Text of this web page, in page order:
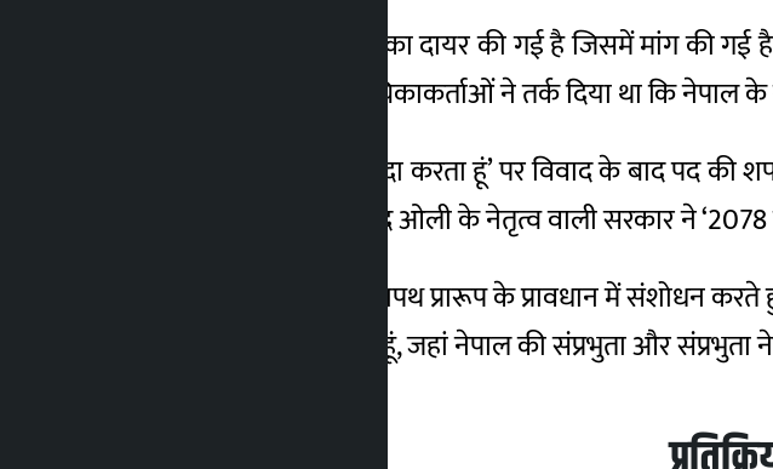
सुप्रीम कोर्ट में एक रिट याचिका दायर की गई है जिसमें मांग
अनुसार शपथ ली जाए। याचिकाकर्ताओं ने तर्क दिया था कि
ओली ने ‘मैं शपथ लेने का वादा करता हूं’ पर विवाद के बाद पद
विवाद और आलोचना के बाद ओली के नेतृत्व वाली सरकार ने
अध्यादेश की धारा 3 (2) ने शपथ प्रारूप के प्रावधान में संशोधन
लोगों के नाम पर शपथ लेता हूं, जहां नेपाल की संप्रभुता और संप्रभुता